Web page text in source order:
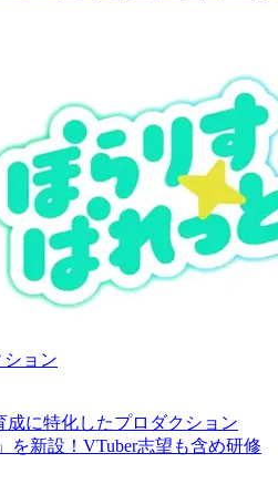
ション
に特化したプロダクション
を新設！VTuber志望も含め研修